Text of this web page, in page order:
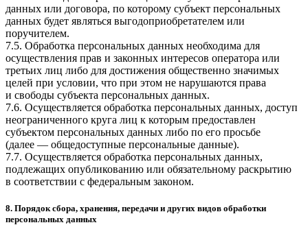
данных или договора, по которому субъект персональных
данных будет являться выгодоприобретателем или
поручителем.
7.5. Обработка персональных данных необходима для
осуществления прав и законных интересов оператора или
третьих лиц либо для достижения общественно значимых
целей при условии, что при этом не нарушаются права
и свободы субъекта персональных данных.
7.6. Осуществляется обработка персональных данных, доступ
неограниченного круга лиц к которым предоставлен
субъектом персональных данных либо по его просьбе
(далее — общедоступные персональные данные).
7.7. Осуществляется обработка персональных данных,
подлежащих опубликованию или обязательному раскрытию
в соответствии с федеральным законом.
8. Порядок сбора, хранения, передачи и других видов обработки
персональных данных